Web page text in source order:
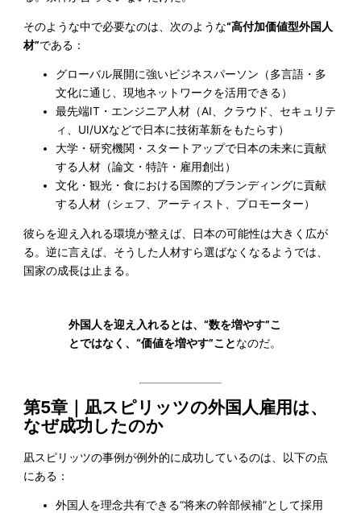
そのような中で必要なのは、次のような“高付加価値型外国人
材”である：
グローバル展開に強いビジネスパーソン（多言語・多
文化に通じ、現地ネットワークを活用できる）
最先端IT・エンジニア人材（AI、クラウド、セキュリテ
ィ、UI/UXなどで日本に技術革新をもたらす）
大学・研究機関・スタートアップで日本の未来に貢献
する人材（論文・特許・雇用創出）
文化・観光・食における国際的ブランディングに貢献
する人材（シェフ、アーティスト、プロモーター）
彼らを迎え入れる環境が整えば、日本の可能性は大きく広が
る。逆に言えば、そうした人材すら選ばなくなるようでは、
国家の成長は止まる。
外国人を迎え入れるとは、“数を増やす”こ
とではなく、“価値を増やす”ことなのだ。
第5章｜凪スピリッツの外国人雇用は、
なぜ成功したのか
凪スピリッツの事例が例外的に成功しているのは、以下の点
にある：
外国人を理念共有できる“将来の幹部候補”として採用